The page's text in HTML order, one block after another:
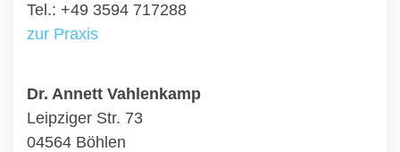
Tel.: +49 3594 717288
zur Praxis
Dr. Annett Vahlenkamp
Leipziger Str. 73
04564 Böhlen